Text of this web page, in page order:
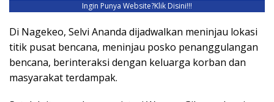
Ingin Punya Website?Klik Disini!!!
Di Nagekeo, Selvi Ananda dijadwalkan meninjau lokasi
titik pusat bencana, meninjau posko penanggulangan
bencana, berinteraksi dengan keluarga korban dan
masyarakat terdampak.